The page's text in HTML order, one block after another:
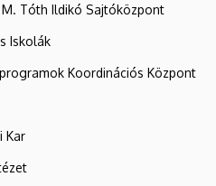
Tóth Ildikó Sajtóközpont
Iskolák
Koordinációs Központ
Kar